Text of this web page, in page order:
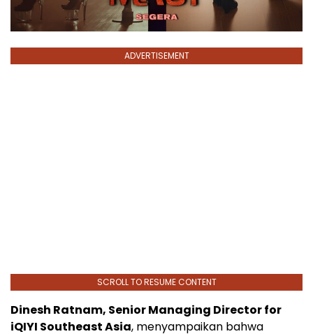
ADVERTISEMENT
SCROLL TO RESUME CONTENT
Dinesh Ratnam, Senior Managing Director for
iQIYI Southeast Asia, menyampaikan bahwa